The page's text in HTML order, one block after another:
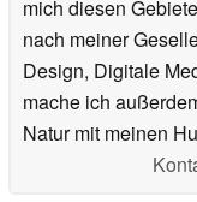
mich diesen
nach meiner
Design, Digitale
mache ich
Natur mit meinen